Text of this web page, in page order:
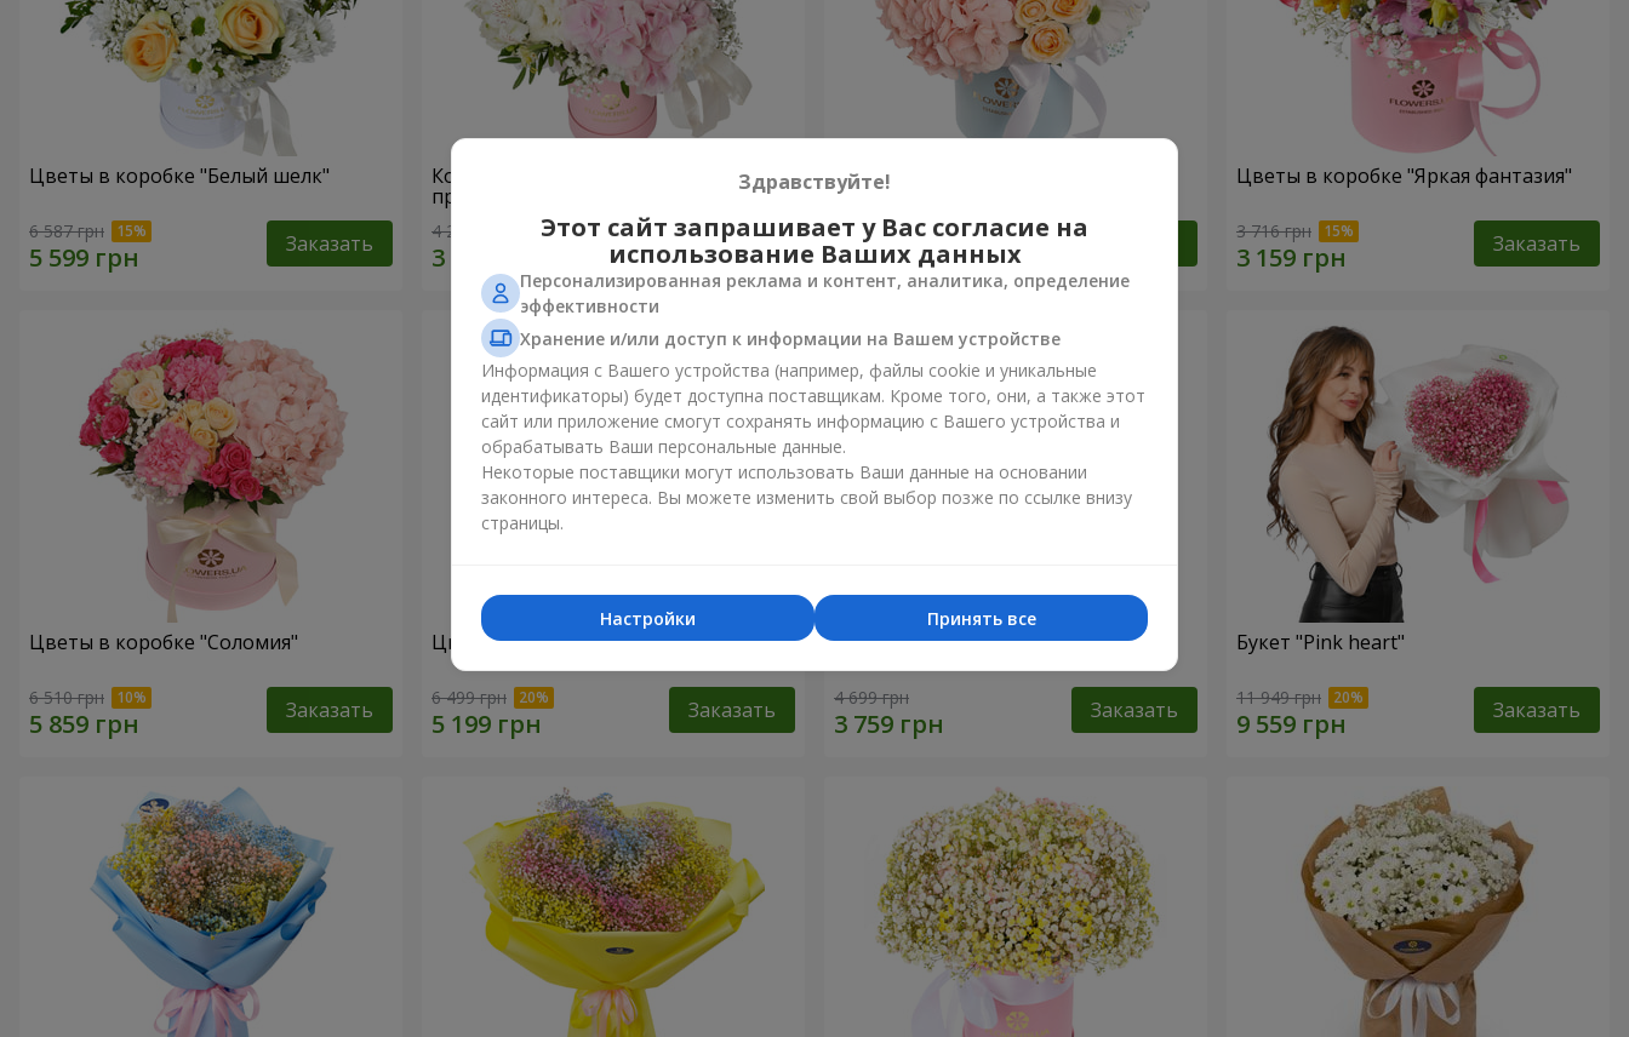
Цветы в коробке "Белый шелк"
6 587 грн Заказать
Композиция "Нежное
прикосновение"
4 288 грн Заказать
Цветы в коробке "Счастья не
избежать"
5 175 грн
Цветы в коробке "Яркая фантазия"
3 716 грн Заказать
Цветы в коробке "Соломия"
6 510 грн Заказать
Цветы в коробке "Помпадур"
6 499 грн Заказать
Корзина "Ангелочек"
4 699 грн Заказать
Букет "Pink heart"
11 949 грн Заказать
Здравствуйте!
Этот сайт запрашивает у Вас согласие на
использование Ваших данных
Персонализированная реклама и контент, аналитика, определение
эффективности
Хранение и/или доступ к информации на Вашем устройстве
Информация с Вашего устройства (например, файлы cookie и уникальные
идентификаторы) будет доступна поставщикам. Кроме того, они, а также этот
сайт или приложение смогут сохранять информацию с Вашего устройства и
обрабатывать Ваши персональные данные.
Некоторые поставщики могут использовать Ваши данные на основании
законного интереса. Вы можете изменить свой выбор позже по ссылке внизу
страницы.
Принять все
Настройки